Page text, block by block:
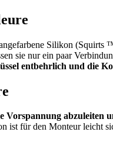
Silikon (Squirts
sie nur ein paar
entbehrlich und die
abzuleiten
ist für den Monteur leicht